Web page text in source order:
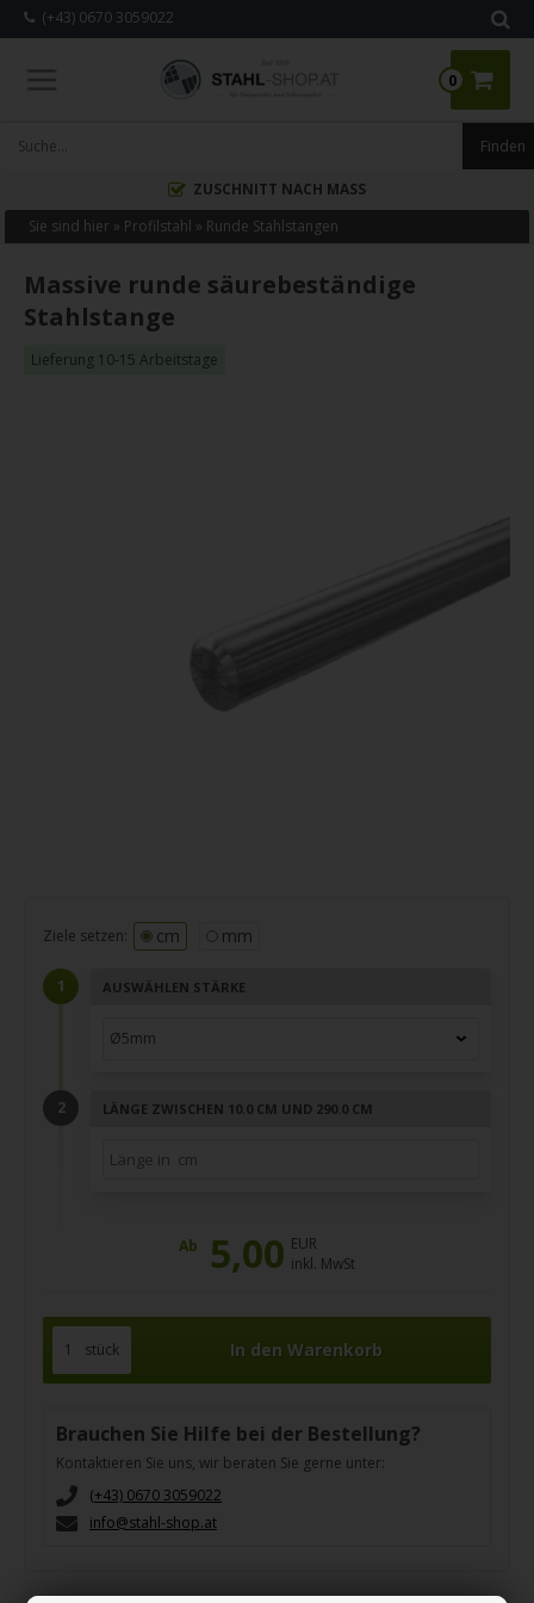
(+43) 0670 3059022
0
ZUSCHNITT NACH MASS
Sie sind hier » Profilstahl » Runde Stahlstangen
Massive runde säurebeständige
Stahlstange
Lieferung 10-15 Arbeitstage
Ziele setzen: cm mm
AUSWÄHLEN STÄRKE
LÄNGE ZWISCHEN 10.0 CM UND 290.0 CM
Ab 5,00 EUR
inkl. MwSt
stück
Brauchen Sie Hilfe bei der Bestellung?
Kontaktieren Sie uns, wir beraten Sie gerne unter:
(+43) 0670 3059022
info@stahl-shop.at